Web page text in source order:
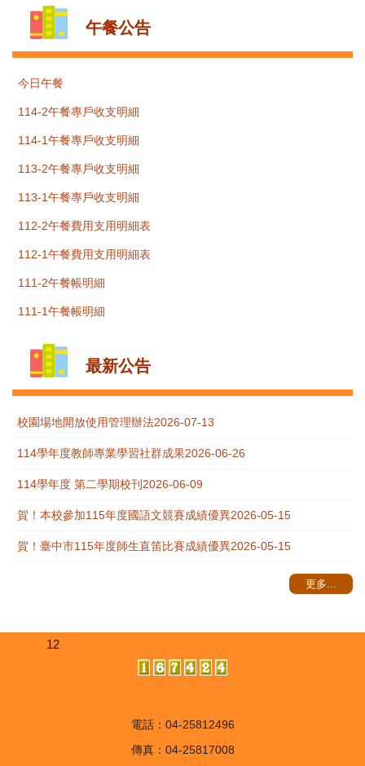
午餐公告
今日午餐
114-2午餐專戶收支明細
114-1午餐專戶收支明細
113-2午餐專戶收支明細
113-1午餐專戶收支明細
112-2午餐費用支用明細表
112-1午餐費用支用明細表
111-2午餐帳明細
111-1午餐帳明細
最新公告
校園場地開放使用管理辦法2026-07-13
114學年度教師專業學習社群成果2026-06-26
114學年度 第二學期校刊 2026-06-09
賀！本校參加115年度國語文競賽成績優異2026-05-15
賀！臺中市115年度師生直笛比賽成績優異2026-05-15
更多...
12
電話：04-25812496
傳真：04-25817008